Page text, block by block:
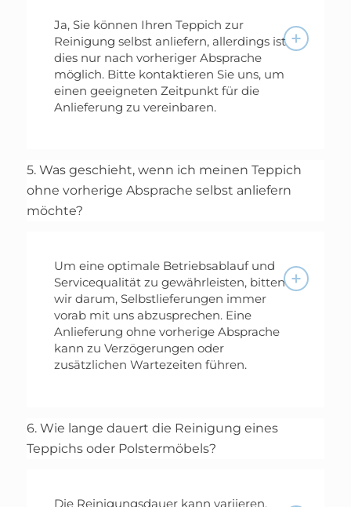
Ja, Sie können Ihren Teppich zur
Reinigung selbst anliefern, allerdings ist
dies nur nach vorheriger Absprache
möglich. Bitte kontaktieren Sie uns, um
einen geeigneten Zeitpunkt für die
Anlieferung zu vereinbaren.
5. Was geschieht, wenn ich meinen Teppich
ohne vorherige Absprache selbst anliefern
möchte?
Um eine optimale Betriebsablauf und
Servicequalität zu gewährleisten, bitten
wir darum, Selbstlieferungen immer
vorab mit uns abzusprechen. Eine
Anlieferung ohne vorherige Absprache
kann zu Verzögerungen oder
zusätzlichen Wartezeiten führen.
6. Wie lange dauert die Reinigung eines
Teppichs oder Polstermöbels?
Die Reinigungsdauer kann variieren,